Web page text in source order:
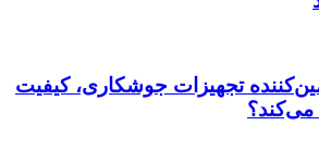
شبکه است
محاسبه هزینه، درآمد و سود با